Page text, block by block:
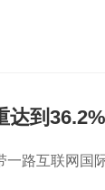
达到36.2%
路互联网国